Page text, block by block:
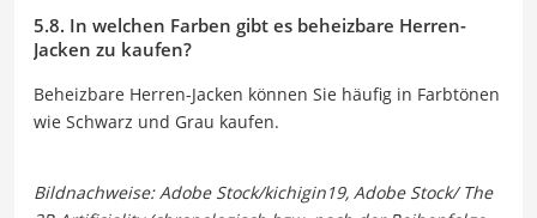
5.8. In welchen Farben gibt es beheizbare Herren-
Jacken zu kaufen?
Beheizbare Herren-Jacken können Sie häufig in Farbtönen
wie Schwarz und Grau kaufen.